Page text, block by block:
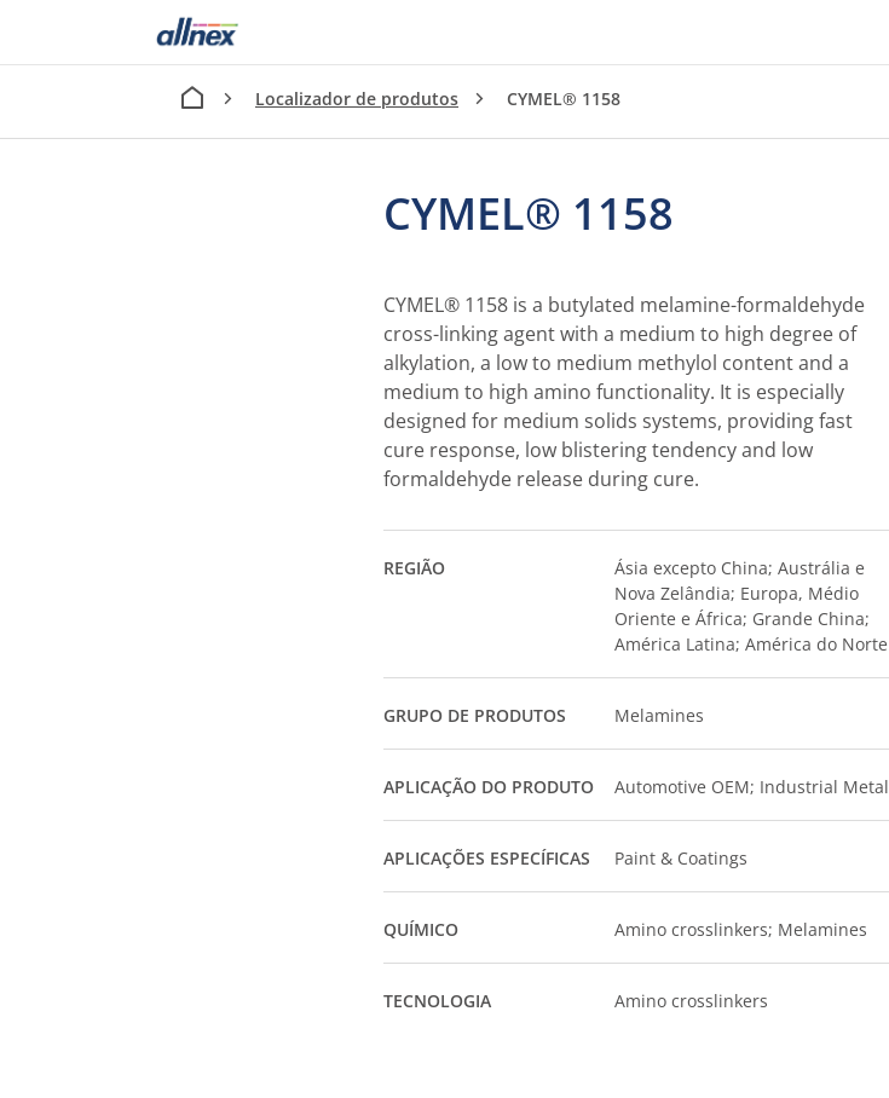
Localizador de produtos CYMEL® 1158
CYMEL® 1158
CYMEL® 1158 is a butylated melamine-formaldehyde
cross-linking agent with a medium to high degree of
alkylation, a low to medium methylol content and a
medium to high amino functionality. It is especially
designed for medium solids systems, providing fast
cure response, low blistering tendency and low
formaldehyde release during cure.
REGIÃO
Ásia excepto China; Austrália e
Nova Zelândia; Europa, Médio
Oriente e África; Grande China;
América Latina; América do Norte
GRUPO DE PRODUTOS Melamines
APLICAÇÃO DO PRODUTO Automotive OEM; Industrial Metal
APLICAÇÕES ESPECÍFICAS Paint & Coatings
QUÍMICO Amino crosslinkers; Melamines
TECNOLOGIA Amino crosslinkers